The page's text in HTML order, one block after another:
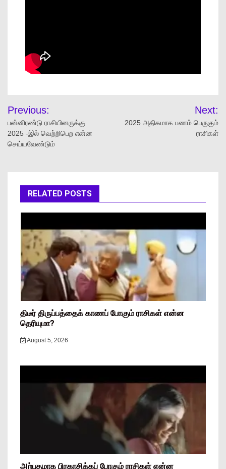
Previous:
பன்னிரண்டு ராசியினருக்கு
2025 -இல் வெற்றிபெற என்ன
செய்யவேண்டும்
Next:
2025 அதிகமாக பணம் பெருகும்
ராசிகள்
RELATED POSTS
திடீர் திருப்பத்தைக் காணப் போகும் ராசிகள் என்ன
தெரியுமா?
August 5, 2026
அற்புதமாக பிரகாசிக்கப் போகும் ராசிகள் என்ன